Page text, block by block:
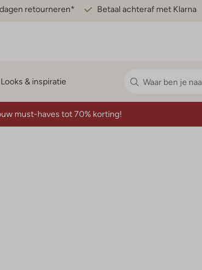
retourneren* Betaal achteraf met Klarna
Looks & inspiratie
must-haves tot 70% korting!